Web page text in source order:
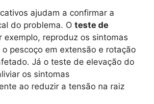
ajudam a confirmar a
do problema. O teste de
exemplo, reproduz os sintomas
o pescoço em extensão e rotação
Já o teste de elevação do
os sintomas
ao reduzir a tensão na raiz